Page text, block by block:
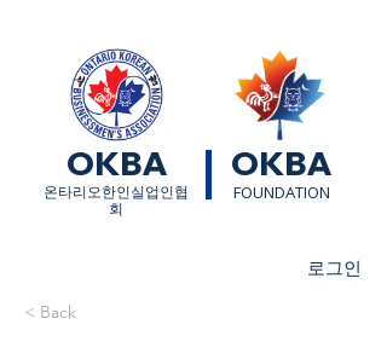
OKBA OKBA
​온타리오한인실업인협
회
FOUNDATION
로그인
< Back